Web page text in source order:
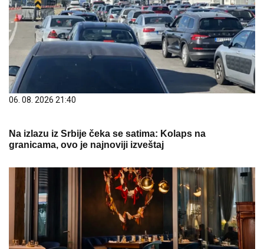
06. 08. 2026 21:40
Na izlazu iz Srbije čeka se satima: Kolaps na
granicama, ovo je najnoviji izveštaj